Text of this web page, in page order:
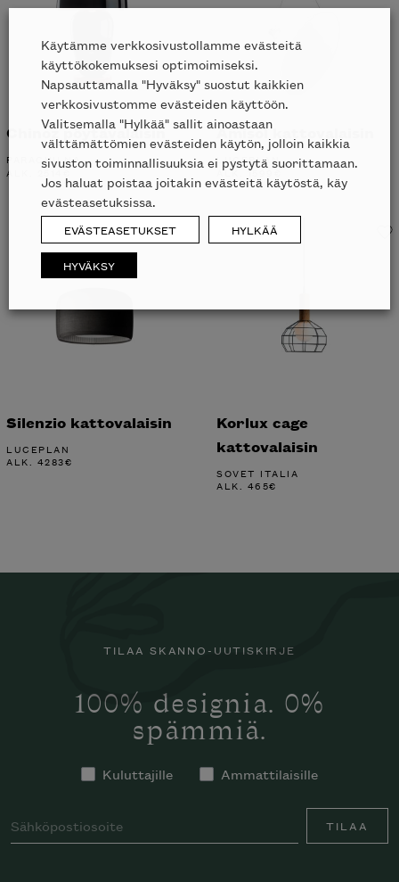
Chinoz pöytävalaisin
PARACHILNA
ALK. 2514€
Amisol kattovalaisin
LUCEPLAN
ALK.1599€
Silenzio kattovalaisin
LUCEPLAN
ALK. 4283€
Korlux cage
kattovalaisin
SOVET ITALIA
ALK. 465€
TILAA SKANNO-UUTISKIRJE
100% designia. 0%
spämmiä.
Kuluttajille Ammattilaisille
TILAA
Käytämme verkkosivustollamme evästeitä
käyttökokemuksesi optimoimiseksi.
Napsauttamalla "Hyväksy" suostut kaikkien
verkkosivustomme evästeiden käyttöön.
Valitsemalla "Hylkää" sallit ainoastaan
välttämättömien evästeiden käytön, jolloin kaikkia
sivuston toiminnallisuuksia ei pystytä suorittamaan.
Jos haluat poistaa joitakin evästeitä käytöstä, käy
evästeasetuksissa.
EVÄSTEASETUKSET HYLKÄÄ
HYVÄKSY